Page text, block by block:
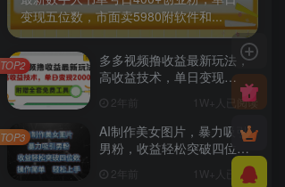
变现五位数，市面卖5980附软件和...
多多视频撸收益最新玩法，
高收益技术，单日变现
2000+，附赠全套技术资料
2年前 1W+人已阅读
TOP2
AI制作美女图片，暴力吸引
男粉，收益轻松突破四位
数，操作简单 上手难度低
2年前 1W+人已阅读
TOP3